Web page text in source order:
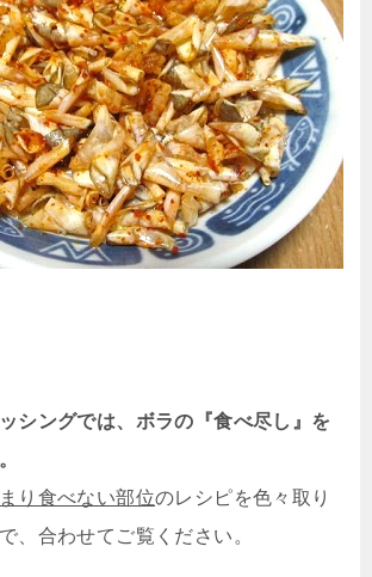
シングでは、ボラの『食べ尽し』を
り食べない部位のレシピを色々取り
、合わせてご覧ください。